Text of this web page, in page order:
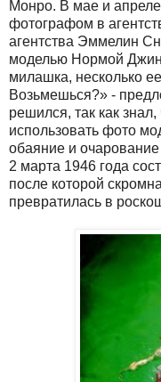
Монро. В мае и
фотографом в
агентства Эммелин
моделью Нормой Джин
милашка, несколько
Возьмешься?» -
решился, так как
использовать фото
обаяние и
2 марта 1946 года
после которой
превратилась в